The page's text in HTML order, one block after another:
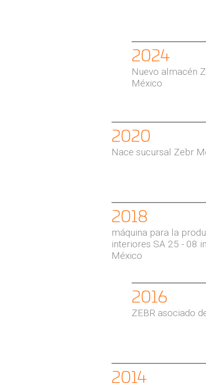
2024
Nuevo almacén
México
2020
Nace sucursal Zebr
2018
máquina para la
interiores SA 25 - 08
México
2016
ZEBR asociado
2014